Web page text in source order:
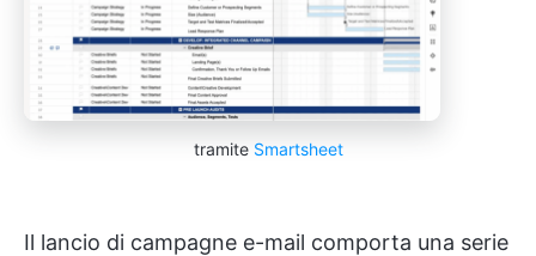
tramite Smartsheet
Il lancio di campagne e-mail comporta una serie